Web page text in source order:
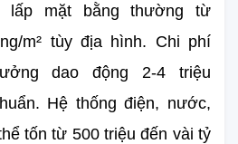
lấp mặt bằng thường từ
m² tùy địa hình. Chi phí
dao động 2-4 triệu
Hệ thống điện, nước,
tốn từ 500 triệu đến vài tỷ